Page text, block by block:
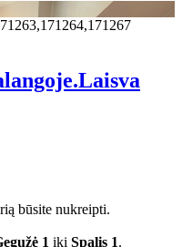
būsite nukreipti.
1 iki Spalis 1.